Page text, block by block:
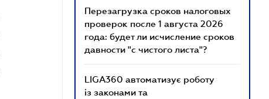
Перезагрузка сроков налоговых
проверок после 1 августа 2026
года: будет ли исчисление сроков
давности "с чистого листа"?
LIGA360 автоматизує роботу
із законами та